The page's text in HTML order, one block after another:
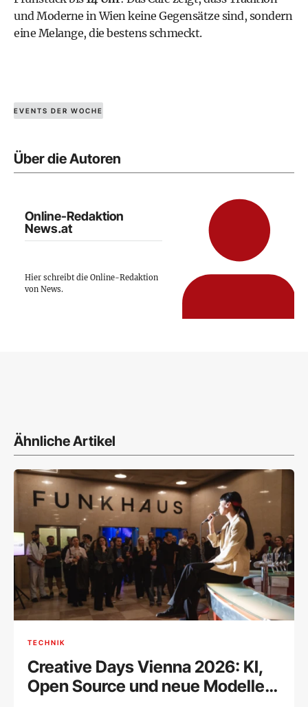
und Moderne in Wien keine Gegensätze sind, sondern
eine Melange, die bestens schmeckt.
EVENTS DER WOCHE
Über die Autoren
Online-Redaktion
News.at
Hier schreibt die Online-Redaktion
von News.
Ähnliche Artikel
TECHNIK
Creative Days Vienna 2026: KI,
Open Source und neue Modelle